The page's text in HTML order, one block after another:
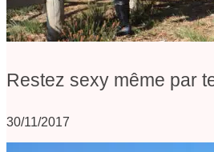
Restez sexy même par
30/11/2017